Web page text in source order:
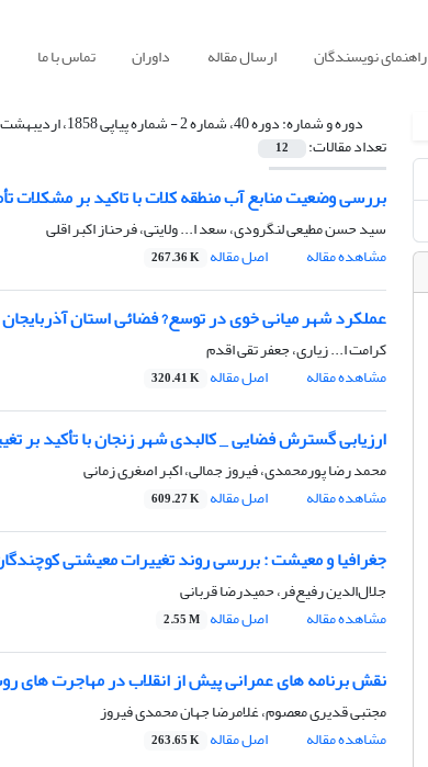
راهنمای نویسندگان ارسال مقاله داوران تماس با ما
دوره و شماره:دوره 40، شماره 2 - شماره پیاپی 1858، اردیبهشت 1387 (63)
تعداد مقالات: 12
بررسی وضعیت منابع آب منطقه کلات با تاکید بر مشکلات
سید حسن مطیعی لنگرودی، سعد ا... ولایتی، فرحناز اکبر اقلی
مشاهده مقاله
اصل مقاله 267.36 K
عملکرد شهر میانی خوی در توسع? فضائی استان
کرامت ا... زیاری، جعفر تقی اقدم
مشاهده مقاله
اصل مقاله 320.41 K
ارزیابی گسترش فضایی _ کالبدی شهر زنجان با تأکید بر تغییر کاربری
محمد رضا پورمحمدی، فیروز جمالی، اکبر اصغری زمانی
مشاهده مقاله
اصل مقاله 609.27 K
جغرافیا و معیشت : بررسی روند تغییرات معیشتی
جلال‌الدین رفیع‌فر، حمیدرضا قربانی
مشاهده مقاله
اصل مقاله 2.55 M
نقش برنامه های عمرانی پیش از انقلاب در مهاجرت های
مجتبی قدیری معصوم، غلامرضا جهان محمدی فیروز
مشاهده مقاله
اصل مقاله 263.65 K